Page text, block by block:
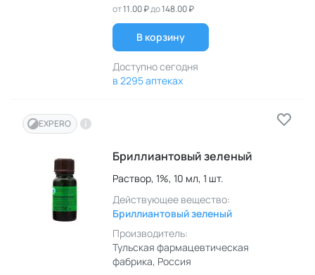
от11.00 ₽до148.00 ₽
В корзину
Доступно сегодня
в 2295 аптеках
EXPERO
Бриллиантовый зеленый
Раствор, 1%, 10 мл, 1 шт.
Действующее вещество:
Бриллиантовый зеленый
Производитель:
Тульская фармацевтическая
фабрика, Россия